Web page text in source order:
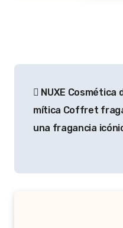
de
entradas
NUXE
mítica Coffret
una fragancia